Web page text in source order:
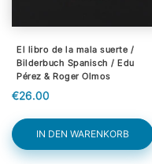
El libro de la mala suerte /
Bilderbuch Spanisch / Edu
Pérez & Roger Olmos
€26.00
IN DEN WARENKORB